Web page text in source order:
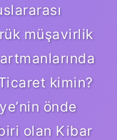
müşavirlik
kimin?
önde
olan Kibar